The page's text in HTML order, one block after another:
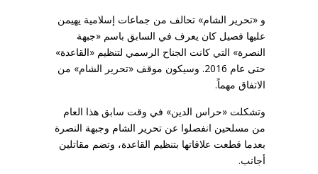
و «تحرير الشام» تحالف من جماعات إسلامية يهيمن
عليها فصيل كان يعرف في السابق باسم «جبهة
النصرة» التي كانت الجناح الرسمي لتنظيم «القاعدة»
حتى عام 2016. وسيكون موقف «تحرير الشام» من
الاتفاق مهماً.
وتشكلت «حراس الدين» في وقت سابق هذا العام
من مسلحين انفصلوا عن تحرير الشام وجبهة النصرة
بعدما قطعت علاقاتها بتنظيم القاعدة، وتضم مقاتلين
أجانب.